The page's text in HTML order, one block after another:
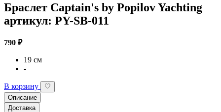
Браслет Captain's by Popilov Yachting
артикул: PY-SB-011
790 ₽
19 см
-
В корзину
Описание
Доставка